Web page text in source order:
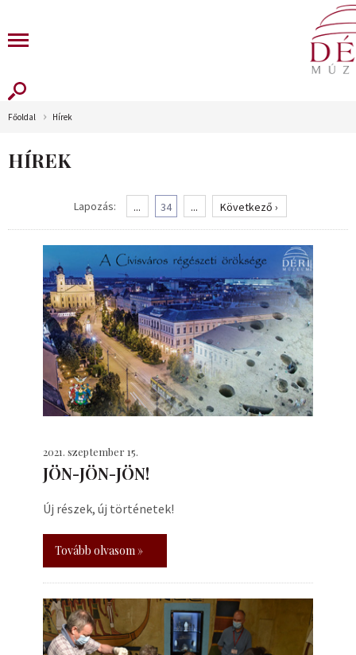
Főoldal Hírek
HÍREK
Lapozás: ... 34 ... Következő ›
2021. szeptember 15.
JÖN-JÖN-JÖN!
Új részek, új történetek!
Tovább olvasom »